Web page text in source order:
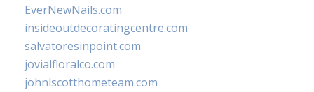
EverNewNails.com
insideoutdecoratingcentre.com
salvatoresinpoint.com
jovialfloralco.com
johnlscotthometeam.com